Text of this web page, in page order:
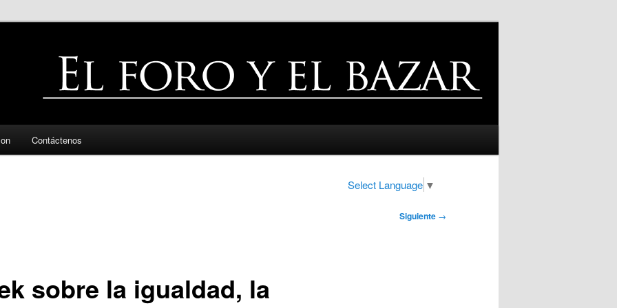
Contáctenos
Select Language ▼
Siguiente →
sobre la igualdad, la